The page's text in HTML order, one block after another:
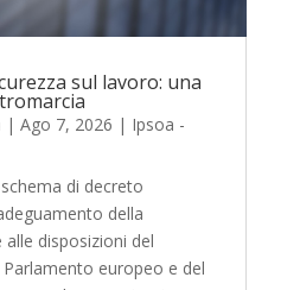
sul lavoro: una
| Ago 7, 2026 | Ipsoa -
di decreto
della
disposizioni del
europeo e del